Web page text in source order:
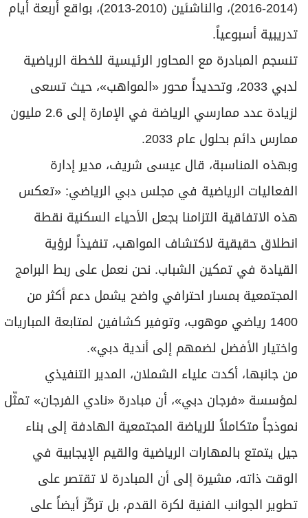
(2014-2016)، والناشئين (2010-2013)، بواقع أربعة أيام
تدريبية أسبوعياً.
تنسجم المبادرة مع المحاور الرئيسية للخطة الرياضية
لدبي 2033، وتحديداً محور «المواهب»، حيث تسعى
لزيادة عدد ممارسي الرياضة في الإمارة إلى 2.6 مليون
ممارس دائم بحلول عام 2033.
وبهذه المناسبة، قال عيسى شريف، مدير إدارة
الفعاليات الرياضية في مجلس دبي الرياضي: «تعكس
هذه الاتفاقية التزامنا بجعل الأحياء السكنية نقطة
انطلاق حقيقية لاكتشاف المواهب، تنفيذاً لرؤية
القيادة في تمكين الشباب. نحن نعمل على ربط البرامج
المجتمعية بمسار احترافي واضح يشمل دعم أكثر من
1400 رياضي موهوب، وتوفير كشافين لمتابعة المباريات
واختيار الأفضل لضمهم إلى أندية دبي».
من جانبها، أكدت علياء الشملان، المدير التنفيذي
لمؤسسة «فرجان دبي»، أن مبادرة «نادي الفرجان» تمثّل
نموذجاً متكاملاً للرياضة المجتمعية الهادفة إلى بناء
جيل يتمتع بالمهارات الرياضية والقيم الإيجابية في
الوقت ذاته، مشيرة إلى أن المبادرة لا تقتصر على
تطوير الجوانب الفنية لكرة القدم، بل تركّز أيضاً على